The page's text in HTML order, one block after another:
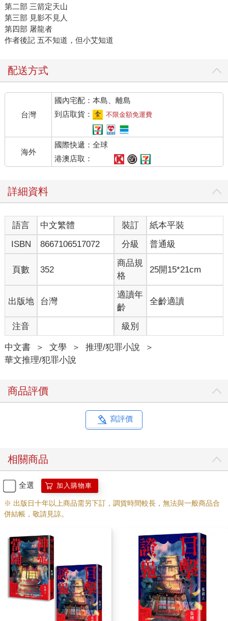
第二部 三箭定天山
第三部 見影不見人
第四部 屠龍者
作者後記 五不知道，但小艾知道
配送方式
台灣
國內宅配：本島、離島
到店取貨：
不限金額免運費
海外
國際快遞：全球
港澳店取：
詳細資料
語言 中文繁體 裝訂
紙本平裝
ISBN
8667106517072 分級 普通級
頁數 352
商品規
格
25開15*21cm
出版地 台灣
適讀年
齡
全齡適讀
注音 級別
中文書 ＞ 文學 ＞ 推理/犯罪小說
＞
華文推理/犯罪小說
商品評價
寫評價
相關商品
全選 加入購物車
※ 出版日十年以上商品需另下訂，調貨時間較長，無法與一般商品合
併結帳，敬請見諒。